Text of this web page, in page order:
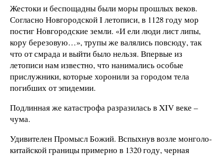
Жестоки и беспощадны были моры прошлых веков.
Согласно Новгородской I летописи, в 1128 году мор
постиг Новгородские земли. «И ели люди лист липы,
кору березовую…», трупы же валялись повсюду, так
что от смрада и выйти было нельзя. Впервые из
летописи нам известно, что нанимались особые
прислужники, которые хоронили за городом тела
погибших от эпидемии.
Подлинная же катастрофа разразилась в XIV веке –
чума.
Удивителен Промысл Божий. Вспыхнув возле монголо-
китайской границы примерно в 1320 году, черная